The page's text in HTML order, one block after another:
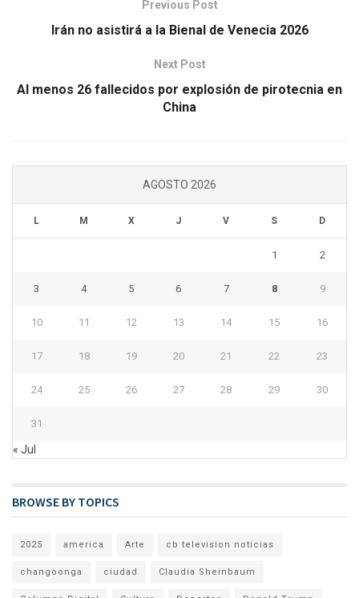
Previous Post
Irán no asistirá a la Bienal de Venecia 2026
Next Post
Al menos 26 fallecidos por explosión de pirotecnia en
China
AGOSTO 2026
L M X J V S D
1 2
3 4 5 6 7 8 9
10 11 12 13 14 15 16
17 18 19 20 21 22 23
24 25 26 27 28 29 30
31
« Jul
BROWSE BY TOPICS
2025 america Arte cb television noticias
changoonga ciudad Claudia Sheinbaum